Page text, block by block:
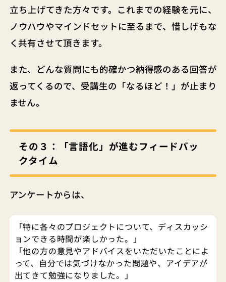
立ち上げてきた方々です。これまでの経験を元に、
ノウハウやマインドセットに至るまで、惜しげもな
く共有させて頂きます。
また、どんな質問にも的確かつ納得感のある回答が
返ってくるので、受講生の「なるほど！」が止まり
ません。
その３：「言語化」が進むフィードバッ
クタイム
アンケートからは、
「特に各々のプロジェクトについて、ディスカッシ
ョンできる時間が楽しかった。」
「他の方の意見やアドバイスをいただいたことによ
って、自分では気づけなかった問題や、アイデアが
出てきて勉強になりました。」